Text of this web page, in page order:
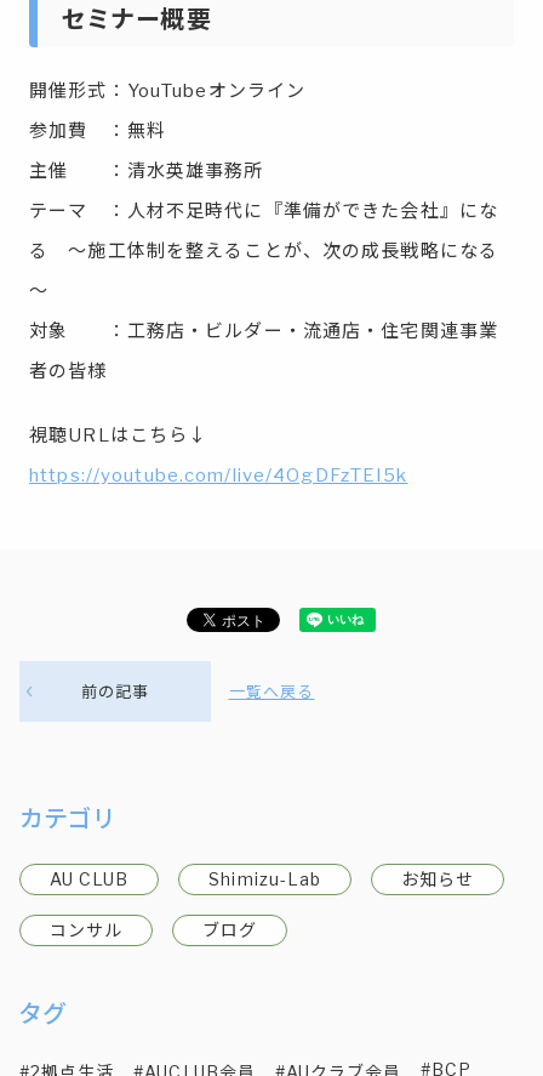
セミナー概要
開催形式：YouTubeオンライン
参加費 ：無料
主催 ：清水英雄事務所
テーマ ：人材不足時代に『準備ができた会社』にな
る ～施工体制を整えることが、次の成長戦略になる
～
対象 ：工務店・ビルダー・流通店・住宅関連事業
者の皆様
視聴URLはこちら↓
https://youtube.com/live/4OgDFzTEI5k
前の記事 一覧へ戻る
カテゴリ
AU CLUB Shimizu-Lab お知らせ
コンサル ブログ
タグ
2拠点生活 AUCLUB会員 AUクラブ会員 BCP